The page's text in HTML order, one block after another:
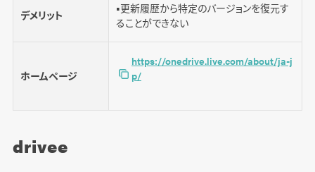
デメリット
■更新履歴から特定のバージョンを復元す
ることができない
ホームページ
https://onedrive.live.com/about/ja-j
p/
drivee